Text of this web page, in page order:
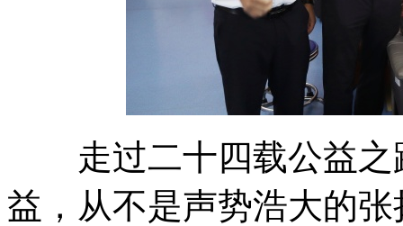
走过二十四载公益之
益，从不是声势浩大的